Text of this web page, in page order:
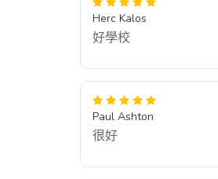
Herc Kalos
好學校
Paul Ashton
很好